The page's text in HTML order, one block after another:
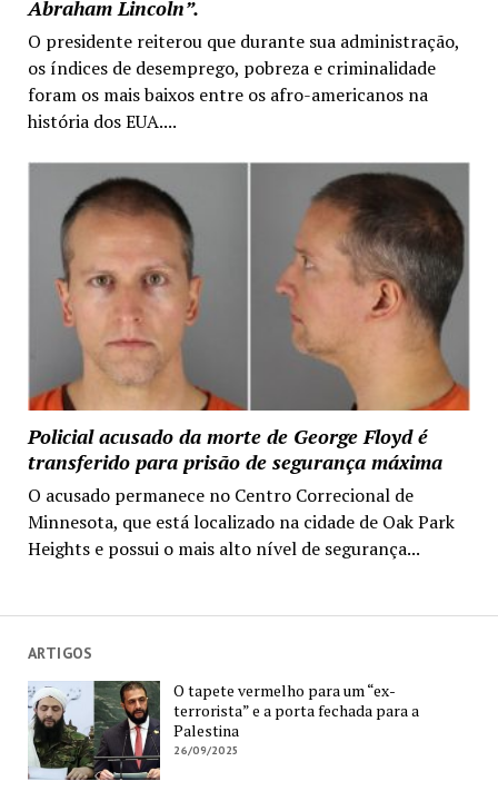
Abraham Lincoln”.
O presidente reiterou que durante sua administração,
os índices de desemprego, pobreza e criminalidade
foram os mais baixos entre os afro-americanos na
história dos EUA....
Policial acusado da morte de George Floyd é
transferido para prisão de segurança máxima
O acusado permanece no Centro Correcional de
Minnesota, que está localizado na cidade de Oak Park
Heights e possui o mais alto nível de segurança...
ARTIGOS
O tapete vermelho para um “ex-
terrorista” e a porta fechada para a
Palestina
26/09/2025